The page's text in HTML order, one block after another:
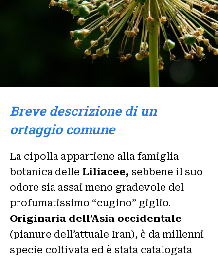
Breve descrizione di un
ortaggio comune
La cipolla appartiene alla famiglia
botanica delle Liliacee, sebbene il suo
odore sia assai meno gradevole del
profumatissimo “cugino” giglio.
Originaria dell’Asia occidentale
(pianure dell’attuale Iran), è da millenni
specie coltivata ed è stata catalogata